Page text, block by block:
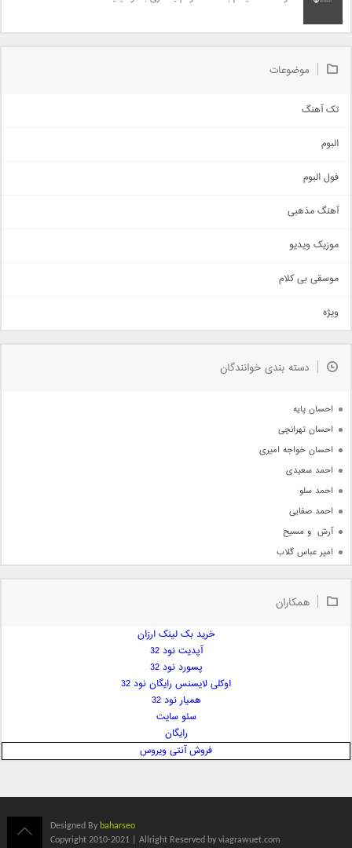
موضوعات
تک آهنگ
اجتماعی
حماسی
سنتی
اهنگ بندرعباسی
دمو
مذهبی
جدیدترین ها
البوم
فول البوم
آهنگ مذهبی
موزیک ویدیو
موسقی بی کلام
ویژه
دسته بندی خوانندگان
احسان پایه
احسان تهرانچی
احسان خواجه امیری
احمد سعیدی
احمد سلو
احمد صفایی
آرش  و مسیح
امیر عباس گلاب
امیر علی
ایمان غلامی
بابک جهانبخش
همکاران
خرید بک لینک ارزان
آپدیت نود 32
پسورد نود 32
اوکلی لایسنس رایگان نود 32
همیار نود 32
سئو سایت
رایگان
فروش آنتی ویروس
Designed By baharseo
Copyright 2010-2021 | Allright Reserved by viagrawuet.com